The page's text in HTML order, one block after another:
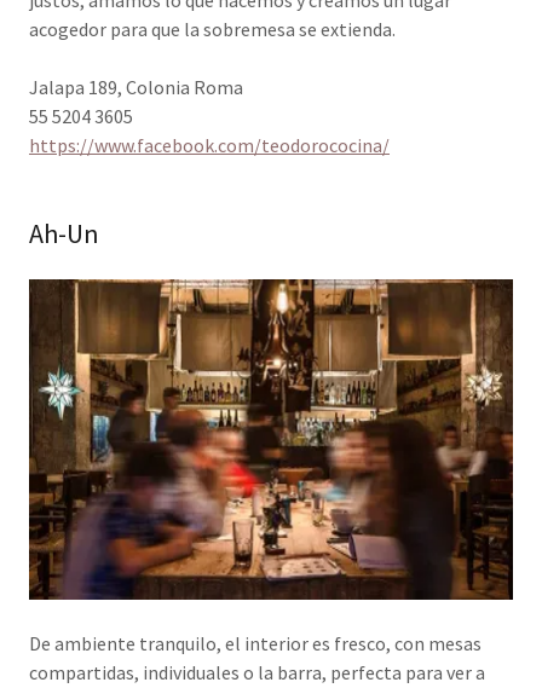
acogedor para que la sobremesa se extienda.
Jalapa 189, Colonia Roma
55 5204 3605
https://www.facebook.com/teodorococina/
Ah-Un
De ambiente tranquilo, el interior es fresco, con mesas
compartidas, individuales o la barra, perfecta para ver a